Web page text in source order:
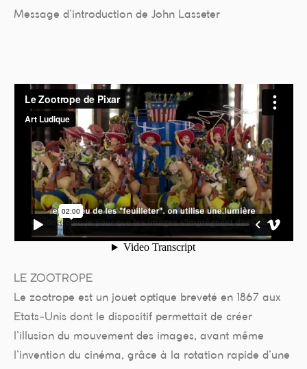
Message d’introduction de John Lasseter
LE ZOOTROPE
Le zootrope est un jouet optique breveté en 1867 aux
Etats-Unis dont le dispositif permettait de créer
l’illusion du mouvement des images, avant même
l’invention du cinéma, grâce à la rotation rapide d’une